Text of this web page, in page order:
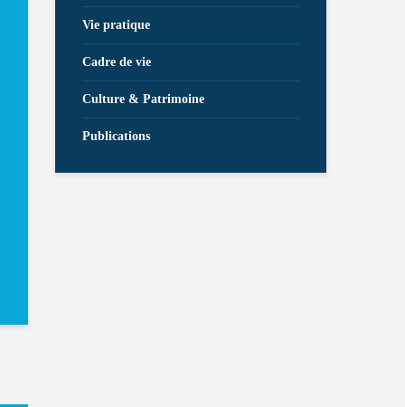
Vie pratique
Cadre de vie
Culture & Patrimoine
Publications